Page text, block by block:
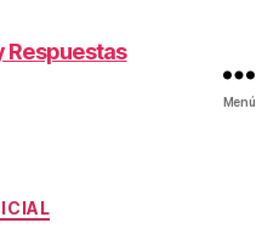
Menú
Categorías